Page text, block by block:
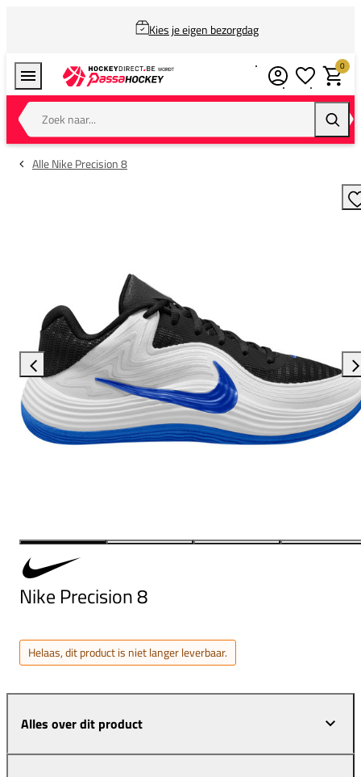
Kies je eigen bezorgdag
Zoek naar...
0
Alle Nike Precision 8
Nike Precision 8
Helaas, dit product is niet langer leverbaar.
Alles over dit product